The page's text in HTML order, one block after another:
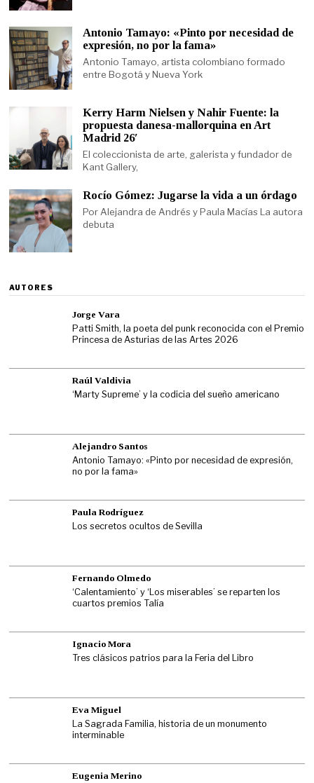
Antonio Tamayo: «Pinto por necesidad de
expresión, no por la fama»
Antonio Tamayo, artista colombiano formado
entre Bogotá y Nueva York
Kerry Harm Nielsen y Nahir Fuente: la
propuesta danesa-mallorquina en Art
Madrid 26′
El coleccionista de arte, galerista y fundador de
Kant Gallery,
Rocío Gómez: Jugarse la vida a un órdago
Por Alejandra de Andrés y Paula Macías La autora
debuta
AUTORES
Jorge Vara
Patti Smith, la poeta del punk reconocida con el Premio
Princesa de Asturias de las Artes 2026
Raúl Valdivia
‘Marty Supreme’ y la codicia del sueño americano
Alejandro Santos
Antonio Tamayo: «Pinto por necesidad de expresión,
no por la fama»
Paula Rodríguez
Los secretos ocultos de Sevilla
Fernando Olmedo
‘Calentamiento’ y ‘Los miserables’ se reparten los
cuartos premios Talía
Ignacio Mora
Tres clásicos patrios para la Feria del Libro
Eva Miguel
La Sagrada Familia, historia de un monumento
interminable
Eugenia Merino